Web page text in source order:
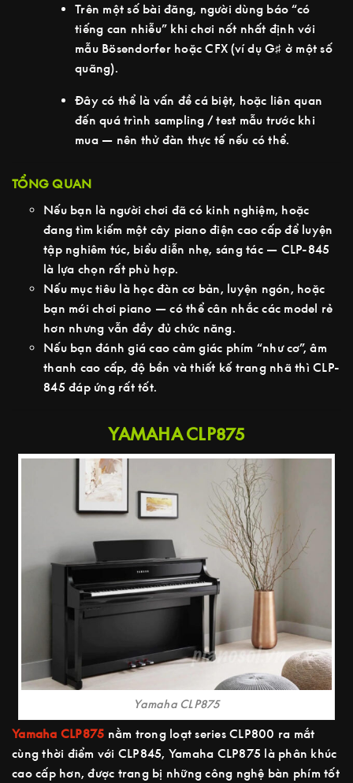
Trên một số bài đăng, người dùng báo “có
tiếng can nhiễu” khi chơi nốt nhất định với
mẫu Bösendorfer hoặc CFX (ví dụ G♯ ở một số
quãng).
Đây có thể là vấn đề cá biệt, hoặc liên quan
đến quá trình sampling / test mẫu trước khi
mua — nên thử đàn thực tế nếu có thể.
TỔNG QUAN
Nếu bạn là người chơi đã có kinh nghiệm, hoặc
đang tìm kiếm một cây piano điện cao cấp để luyện
tập nghiêm túc, biểu diễn nhẹ, sáng tác — CLP-845
là lựa chọn rất phù hợp.
Nếu mục tiêu là học đàn cơ bản, luyện ngón, hoặc
bạn mới chơi piano — có thể cân nhắc các model rẻ
hơn nhưng vẫn đầy đủ chức năng.
Nếu bạn đánh giá cao cảm giác phím “như cơ”, âm
thanh cao cấp, độ bền và thiết kế trang nhã thì CLP-
845 đáp ứng rất tốt.
YAMAHA CLP875
Yamaha CLP875
Yamaha CLP875 nằm trong loạt series CLP800 ra mắt
cùng thời điểm với CLP845, Yamaha CLP875 là phân khúc
cao cấp hơn, được trang bị những công nghệ bàn phím tốt